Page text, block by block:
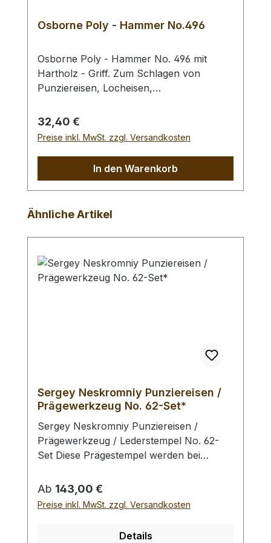
Osborne Poly - Hammer No.496
Osborne Poly - Hammer No. 496 mit
Hartholz - Griff. Zum Schlagen von
Punziereisen, Locheisen,
Schlagfläche. Wenig Rückschlag durch
schlagabsorbierenden Poly -
Hammerkopf. 240 gr Gesamtgewicht /
Regulärer Preis:
32,40 €
Preise inkl. MwSt. zzgl. Versandkosten
In den Warenkorb
Produktgalerie überspringen
Ähnliche Artikel
Sergey Neskromniy Punziereisen /
Prägewerkzeug No. 62-Set*
Sergey Neskromniy Punziereisen /
Prägewerkzeug / Lederstempel No. 62-
Set Diese Prägestempel werden bei
Messing und Werkzeugstahl oder
Edelstahl hergestellt. Der
außergewöhnliche Detailgrad und die
Regulärer Preis:
Ab 143,00 €
Preise inkl. MwSt. zzgl. Versandkosten
Details